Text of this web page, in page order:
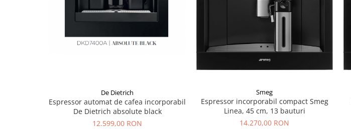
De Dietrich
Espressor automat de cafea incorporabil
De Dietrich absolute black
12.599,00 RON
Smeg
Espressor incorporabil compact Smeg
Linea, 45 cm, 13 bauturi
14.270,00 RON